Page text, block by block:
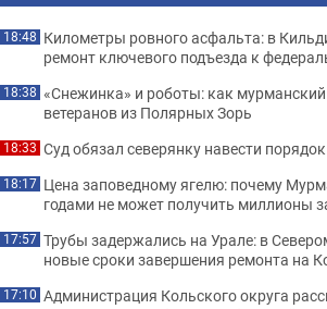
18:48 Километры ровного асфальта: в
ремонт ключевого подъезда к
18:38 «Снежинка» и роботы: как мурманский
ветеранов из Полярных Зорь
18:33 Суд обязал северянку навести
18:17 Цена заповедному ягелю: почему
годами не может получить миллионы
17:57 Трубы задержались на Урале: в
новые сроки завершения ремонта на
17:10 Администрация Кольского округа